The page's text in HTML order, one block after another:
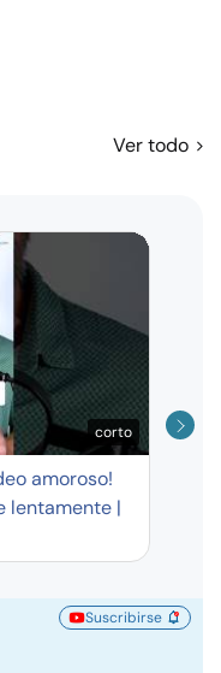
Ver todo
corto
amoroso!
lentamente |
Suscribirse